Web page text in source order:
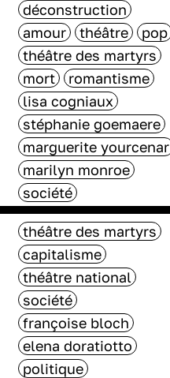
déconstruction
amour
théâtre
pop
théâtre des martyrs
mort
romantisme
lisa cogniaux
stéphanie goemaere
marguerite yourcenar
marilyn monroe
société
théâtre des martyrs
capitalisme
théâtre national
société
françoise bloch
elena doratiotto
politique